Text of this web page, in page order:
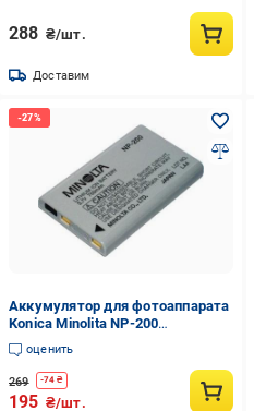
288 ₴/шт.
Доставим
Аккумулятор для фотоаппарата
Konica Minolita NP-200
(29809795)
оценить
269 -74 ₴
195 ₴/шт.